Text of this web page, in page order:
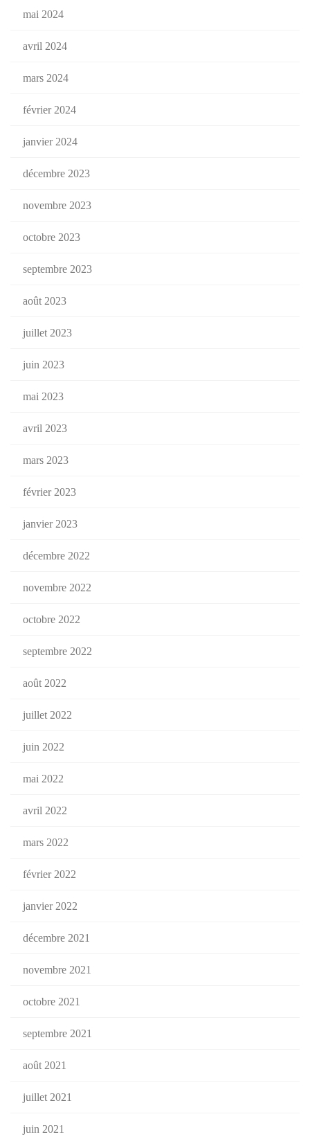
mai 2024
avril 2024
mars 2024
février 2024
janvier 2024
décembre 2023
novembre 2023
octobre 2023
septembre 2023
août 2023
juillet 2023
juin 2023
mai 2023
avril 2023
mars 2023
février 2023
janvier 2023
décembre 2022
novembre 2022
octobre 2022
septembre 2022
août 2022
juillet 2022
juin 2022
mai 2022
avril 2022
mars 2022
février 2022
janvier 2022
décembre 2021
novembre 2021
octobre 2021
septembre 2021
août 2021
juillet 2021
juin 2021